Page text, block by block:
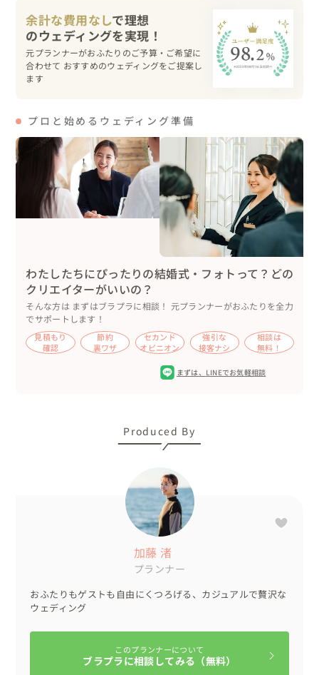
が司会する事でゲストの方に２人の想いも届けることがで
きたかな、と思います。
司会も任せて頂けて嬉しかったです！
らご準備を進めていきました。
ィールＢＯＯＫも“加藤さんと相談して決めたい”と細かな
色味までご相談いただけて嬉しかったです！
いつも頼ってくれて、本当にありがとうございました。
２人のweddingの日、お手伝いが出来て最高に幸せでした
この希望って叶えられるのかな？なんてお悩みの方もぜひ
気軽にご相談していただけたら嬉しいです！
一緒に希望を叶える方法、考えましょう！
しっかりご提案させて頂きます🍃
余計な費用なしで理想
元プランナーがおふたりのご予算・ご希望に
合わせて おすすめのウェディングをご提案し
ます
プロと始めるウェディング準備
わたしたちにぴったりの結婚式・フォトって？どの
クリエイターがいいの？
そんな方は まずはブラプラに相談！ 元プランナーがおふたりを全力
でサポートします！
見積もり
確認
節約
裏ワザ
セカンド
オピニオン
強引な
接客ナシ
相談は
無料！
まずは、 LINEでお気軽相談
Produced By
加藤 渚
プランナー
おふたりもゲストも自由にくつろげる、カジュアルで贅沢な
ウェディング
このプランナーについて
ブラプラに相談してみる（無料）